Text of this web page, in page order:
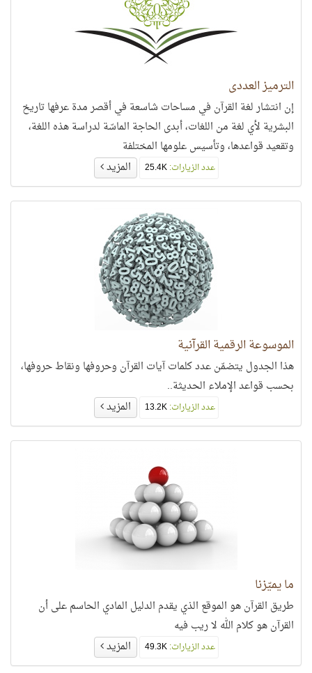
الترميز العددي
إن انتشار لغة القرآن في مساحات شاسعة في أقصر مدة عرفها تاريخ
البشرية لأي لغة من اللغات، أبدى الحاجة الماسّة لدراسة هذه اللغة،
وتقعيد قواعدها، وتأسيس علومها المختلفة
عدد الزيارات:25.4K المزيد
الموسوعة الرقمية القرآنية‎
هذا الجدول يتضمّن عدد كلمات آيات القرآن وحروفها ونقاط حروفها،
بحسب قواعد الإملاء الحديثة..
عدد الزيارات:13.2K المزيد
ما يميّزنا
طريق القرآن هو الموقع الذي يقدم الدليل المادي الحاسم على أن
القرآن هو كلام الله لا ريب فيه
عدد الزيارات:49.3K المزيد